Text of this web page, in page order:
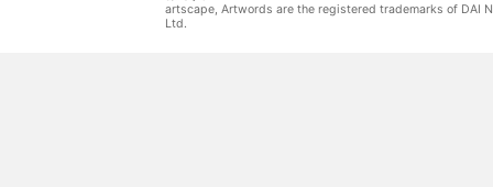
artscape, Artwords are the registered trademarks of DAI
Ltd.